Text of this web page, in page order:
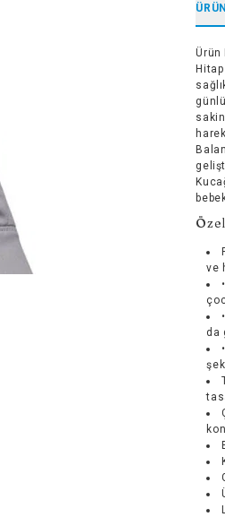
Ürün
ve
da